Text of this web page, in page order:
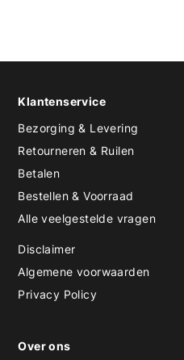
Klantenservice
Bezorging & Levering
Retourneren & Ruilen
Betalen
Bestellen & Voorraad
Alle veelgestelde vragen
Disclaimer
Algemene voorwaarden
Privacy Policy
Over ons